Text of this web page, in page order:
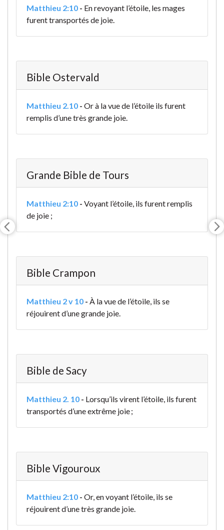
Matthieu 2:10 - En revoyant l’étoile, les mages
furent transportés de joie.
Bible Ostervald
Matthieu 2.10 - Or à la vue de l’étoile ils furent
remplis d’une très grande joie.
Grande Bible de Tours
Matthieu 2:10 - Voyant l’étoile, ils furent remplis
de joie ;
Bible Crampon
Matthieu 2 v 10 - À la vue de l’étoile, ils se
réjouirent d’une grande joie.
Bible de Sacy
Matthieu 2. 10 - Lorsqu’ils virent l’étoile, ils furent
transportés d’une extrême joie ;
Bible Vigouroux
Matthieu 2:10 - Or, en voyant l’étoile, ils se
réjouirent d’une très grande joie.